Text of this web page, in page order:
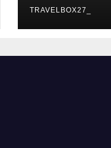
поездок
TRAVELBOX27_